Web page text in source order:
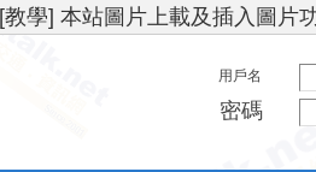
[教學] 本站圖片上載及插入圖片
用戶名
密碼